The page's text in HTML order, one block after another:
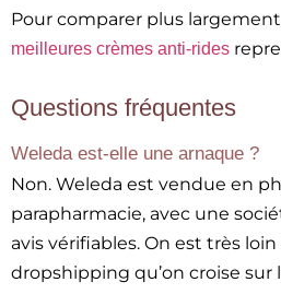
Pour comparer plus
meilleures crèmes anti-rides
Questions fréquentes
Weleda est-elle une arnaque ?
Non. Weleda est vendue en
parapharmacie, avec une
avis vérifiables. On est très
dropshipping qu’on croise sur